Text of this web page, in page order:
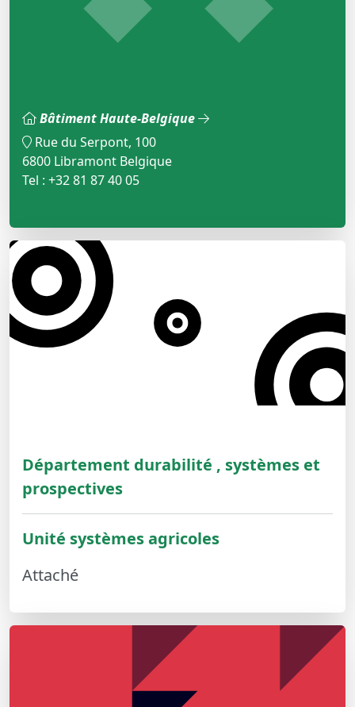
Bâtiment Haute-Belgique
Rue du Serpont, 100
6800 Libramont Belgique
Tel : +32 81 87 40 05
Département durabilité , systèmes et
prospectives
Unité systèmes agricoles
Attaché